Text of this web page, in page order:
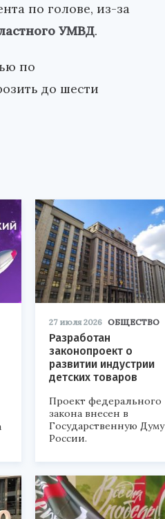
по голове, из-за
УМВД.
по
до шести
27 июля 2026 ОБЩЕСТВО
Разработан
законопроект о
развитии индустрии
детских товаров
Проект федерального
закона внесен в
Государственную Думу
России.